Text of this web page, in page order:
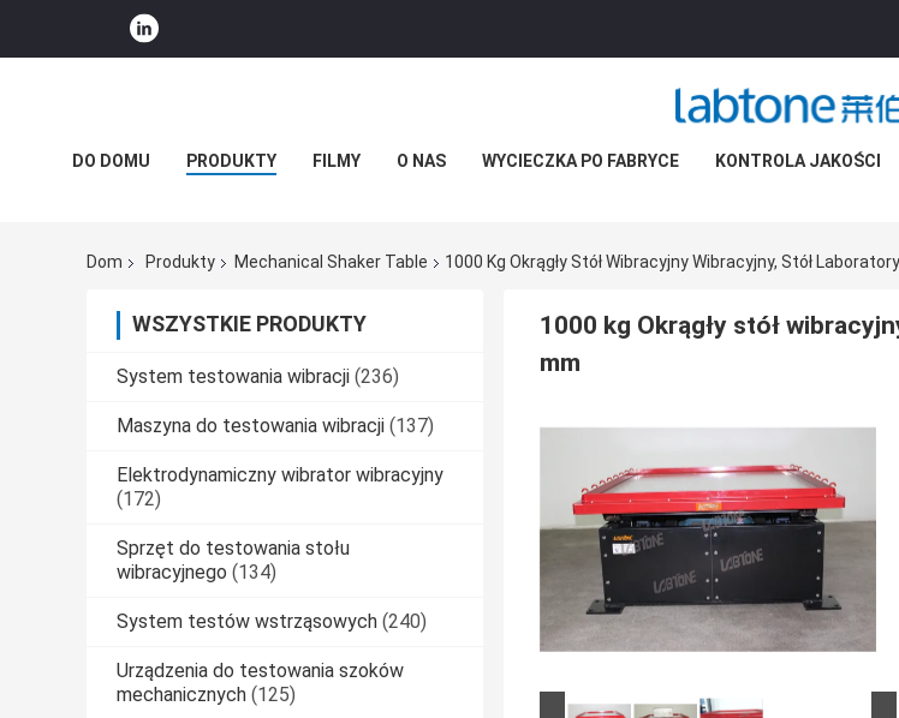
DO DOMU PRODUKTY FILMY O NAS WYCIECZKA PO FABRYCE KONTROLA JAKOŚCI
Dom Produkty Mechanical Shaker Table 1000 Kg Okrągły Stół Wibracyjny Wibracyjny, Stół
WSZYSTKIE PRODUKTY
System testowania wibracji (236)
Maszyna do testowania wibracji (137)
Elektrodynamiczny wibrator wibracyjny
(172)
Sprzęt do testowania stołu
wibracyjnego (134)
System testów wstrząsowych (240)
Urządzenia do testowania szoków
mechanicznych (125)
1000 kg Okrągły stół
mm